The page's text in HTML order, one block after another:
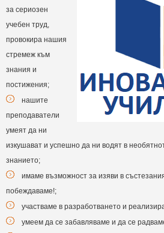
за сериозен
учебен труд,
провокира нашия
стремеж към
знания и
постижения;
нашите
преподаватели
умеят да ни
изкушават и успешно да ни водят в
знанието;
имаме възможност за изяви в
побеждаваме!;
участваме в разработването и
умеем да се забавляваме и да се